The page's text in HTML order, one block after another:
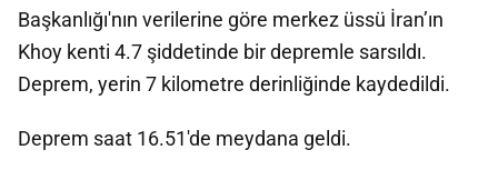
Başkanlığı'nın verilerine göre merkez üssü İran’ın
Khoy kenti 4.7 şiddetinde bir depremle sarsıldı.
Deprem, yerin 7 kilometre derinliğinde kaydedildi.
Deprem saat 16.51'de meydana geldi.